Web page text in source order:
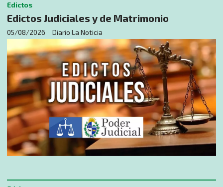
Edictos Judiciales y de Matrimonio
Diario La Noticia
Edictos
05/08/2026